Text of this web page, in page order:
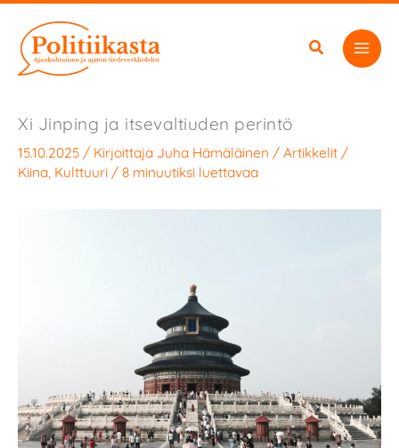
sisältöön
Xi Jinping ja itsevaltiuden perintö
15.10.2025 / Kirjoittaja Juha Hämäläinen / Artikkelit /
Kiina Kulttuuri / 8 minuutiksi luettavaa